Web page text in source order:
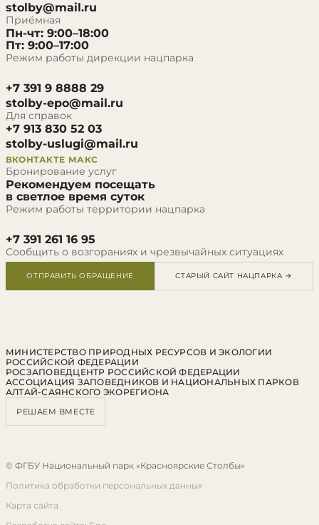
stolby@mail.ru
Приёмная
Пн-чт: 9:00–18:00
Пт: 9:00–17:00
Режим работы дирекции нацпарка
+7 391 9 8888 29
stolby-epo@mail.ru
Для справок
+7 913 830 52 03
stolby-uslugi@mail.ru
ВКОНТАКТЕ МАКС
Бронирование услуг
Рекомендуем посещать
в светлое время суток
Режим работы территории нацпарка
+7 391 261 16 95
Сообщить о возгораниях и чрезвычайных ситуациях
ОТПРАВИТЬ ОБРАЩЕНИЕ СТАРЫЙ САЙТ НАЦПАРКА →
МИНИСТЕРСТВО ПРИРОДНЫХ РЕСУРСОВ И ЭКОЛОГИИ
РОССИЙСКОЙ ФЕДЕРАЦИИ
РОСЗАПОВЕДЦЕНТР РОССИЙСКОЙ ФЕДЕРАЦИИ
АССОЦИАЦИЯ ЗАПОВЕДНИКОВ И НАЦИОНАЛЬНЫХ ПАРКОВ
АЛТАЙ-САЯНСКОГО ЭКОРЕГИОНА
РЕШАЕМ ВМЕСТЕ
© ФГБУ Национальный парк «Красноярские Столбы»
Политика обработки персональных данных
Карта сайта